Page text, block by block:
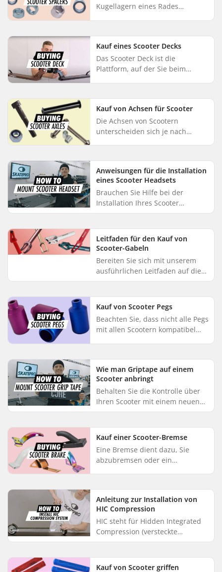
Kugellagern eines Rades
übermäßigen Druck auf die
Kugellager zu verhin...
Kauf eines Scooter Decks
Das Scooter Deck ist die
Plattform, auf der Sie beim
vergleichbar mit dem Austausch
des Rahm...
Kauf von Achsen für Scooter
Die Achsen von Scootern
unterscheiden sich je nach
verstellbare Achse kann
Geräusche und möglic...
Anweisungen für die Installation
eines Scooter Headsets
Brauchen Sie Hilfe bei der
Installation Ihres Scooter
Headsets? Mike aus unserer
Verfügung, um Sie durch die
Installation ei...
Leitfaden für den Kauf von
Scooter-Gabeln
Bereiten Sie sich mit unserem
ausführlichen Leitfaden auf die
Auswahl der idealen Stunt
auf die wichtigsten Punkte ein, ...
Kauf von Scooter Pegs
Beachten Sie, dass nicht alle Pegs
mit allen Scootern kompatibel
zusammen mit dem D...
Wie man Griptape auf einem
Scooter anbringt
Behalten Sie die Kontrolle über
Ihren Scooter mit einem neuen
Blatt Griptape. Obwohl du das
kannst, sind mehrere Schrit...
Kauf einer Scooter-Bremse
Eine Bremse dient dazu, Sie
abzubremsen oder ein
Bremse aus, während Sie Ihr
Gewicht auf de...
Anleitung zur Installation von
HIC Compression
HIC steht für Hidden Integrated
Compression (versteckte
integrierte Kompression). In
Scooter-Experte Jonas, wie man
Kauf von Scooter griffen